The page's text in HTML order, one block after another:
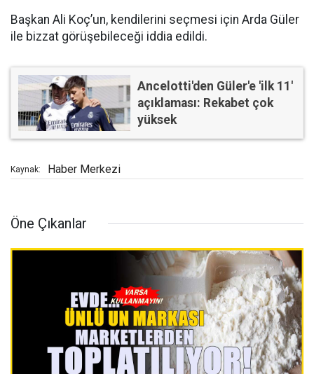
Başkan Ali Koç’un, kendilerini seçmesi için Arda Güler
ile bizzat görüşebileceği iddia edildi.
Ancelotti'den Güler'e 'ilk 11'
açıklaması: Rekabet çok
yüksek
Kaynak: Haber Merkezi
Öne Çıkanlar